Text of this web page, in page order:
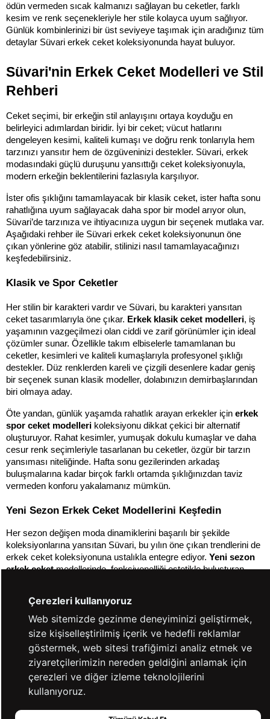
ödün vermeden sıcak kalmanızı sağlayan bu ceketler, farklı
kesim ve renk seçenekleriyle her stile kolayca uyum sağlıyor.
Günlük kombinlerinizi bir üst seviyeye taşımak için aradığınız tüm
detaylar Süvari erkek ceket koleksiyonunda hayat buluyor.
Süvari'nin Erkek Ceket Modelleri ve Stil
Rehberi
Ceket seçimi, bir erkeğin stil anlayışını ortaya koyduğu en
belirleyici adımlardan biridir. İyi bir ceket; vücut hatlarını
dengeleyen kesimi, kaliteli kumaşı ve doğru renk tonlarıyla hem
tarzınızı yansıtır hem de özgüveninizi destekler. Süvari, erkek
modasındaki güçlü duruşunu yansıttığı ceket koleksiyonuyla,
modern erkeğin beklentilerini fazlasıyla karşılıyor.
İster ofis şıklığını tamamlayacak bir klasik ceket, ister hafta sonu
rahatlığına uyum sağlayacak daha spor bir model arıyor olun,
Süvari’de tarzınıza ve ihtiyacınıza uygun bir seçenek mutlaka var.
Aşağıdaki rehber ile Süvari erkek ceket koleksiyonunun öne
çıkan yönlerine göz atabilir, stilinizi nasıl tamamlayacağınızı
keşfedebilirsiniz.
Klasik ve Spor Ceketler
Her stilin bir karakteri vardır ve Süvari, bu karakteri yansıtan
ceket tasarımlarıyla öne çıkar. Erkek klasik ceket modelleri, iş
yaşamının vazgeçilmezi olan ciddi ve zarif görünümler için ideal
çözümler sunar. Özellikle takım elbiselerle tamamlanan bu
ceketler, kesimleri ve kaliteli kumaşlarıyla profesyonel şıklığı
destekler. Düz renklerden kareli ve çizgili desenlere kadar geniş
bir seçenek sunan klasik modeller, dolabınızın demirbaşlarından
biri olmaya aday.
Öte yandan, günlük yaşamda rahatlık arayan erkekler için erkek
spor ceket modelleri koleksiyonu dikkat çekici bir alternatif
oluşturuyor. Rahat kesimler, yumuşak dokulu kumaşlar ve daha
cesur renk seçimleriyle tasarlanan bu ceketler, özgür bir tarzın
yansıması niteliğinde. Hafta sonu gezilerinden arkadaş
buluşmalarına kadar birçok farklı ortamda şıklığınızdan taviz
vermeden konforu yakalamanız mümkün.
Yeni Sezon Erkek Ceket Modellerini Keşfedin
Her sezon değişen moda dinamiklerini başarılı bir şekilde
koleksiyonlarına yansıtan Süvari, bu yılın öne çıkan trendlerini de
erkek ceket koleksiyonuna ustalıkla entegre ediyor. Yeni sezon
erkek ceket modellerinde, fonksiyonelliği estetikle buluşturan
hafif kumaşlar öne çıkıyor.
Koleksiyonda yer alan zamansız parçaların yanı sıra, sezonun
güncel modasına hitap eden yenilikçi tasarımlar da bulunuyor.
Düğme detayları, modern fit kalıplar, ekstra cepler ve iç astar
desenleri gibi küçük ama etkili detaylar, yeni sezon erkek ceket
modellerine hem fonksiyonel hem de stil açısından avantaj
kazandırıyor. Günlük giyimden smart casual kombinlere kadar
geniş bir kullanım alanı sunan bu ceketler, hem şıklığı hem de
güncel trendleri yakalamak isteyen erkeklerin favorisi haline
Çerezleri kullanıyoruz
Web sitemizde gezinme deneyiminizi geliştirmek,
size kişiselleştirilmiş içerik ve hedefli reklamlar
göstermek, web sitesi trafiğimizi analiz etmek ve
ziyaretçilerimizin nereden geldiğini anlamak için
çerezleri ve diğer izleme teknolojilerini
kullanıyoruz.